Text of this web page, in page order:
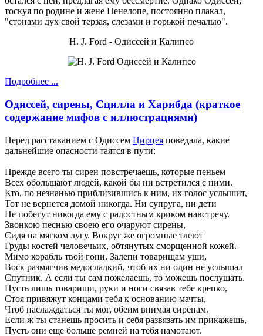
тоскуя по родине и жене Пенелопе, постоянно плакал,
"стонами дух свой терзая, слезами и горькой печалью".
H. J. Ford - Одиссей и Калипсо
Подробнее ...
Одиссей, сирены, Сцилла и Харибда (краткое
содержание мифов с иллюстрациями)
Перед расставанием с Одиссем Цирцея поведала, какие
дальнейшие опасности таятся в пути:
Прежде всего ты сирен повстречаешь, которые пеньем
Всех обольщают людей, какой бы ни встретился с ними.
Кто, по незнанью приблизившись к ним, их голос услышит,
Тот не вернется домой никогда. Ни супруга, ни дети
Не побегут никогда ему с радостным криком навстречу.
Звонкою песнью своею его очаруют сирены,
Сидя на мягком лугу. Вокруг же огромные тлеют
Груды костей человечьих, обтянутых сморщенной кожей.
Мимо корабль твой гони. Залепи товарищам уши,
Воск размягчив медосладкий, чтоб их ни один не услышал
Спутник. А если ты сам пожелаешь, то можешь послушать.
Пусть лишь товарищи, руки и ноги связав тебе крепко,
Стоя привяжут концами тебя к основанию мачты,
Чтоб наслаждаться ты мог, обеим внимая сиренам.
Если ж ты станешь просить и себя развязать им прикажешь,
Пусть они еще больше ремней на тебя намотают.